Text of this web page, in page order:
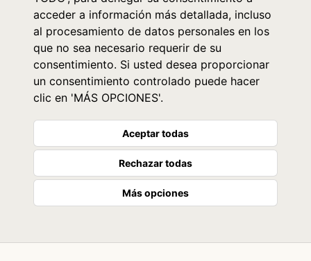
acceder a información más detallada, incluso
al procesamiento de datos personales en los
que no sea necesario requerir de su
consentimiento. Si usted desea proporcionar
un consentimiento controlado puede hacer
clic en 'MÁS OPCIONES'.
Aceptar todas
Rechazar todas
Más opciones